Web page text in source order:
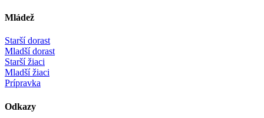
Mládež
Starší dorast
Mladší dorast
Starší žiaci
Mladší žiaci
Prípravka
Odkazy